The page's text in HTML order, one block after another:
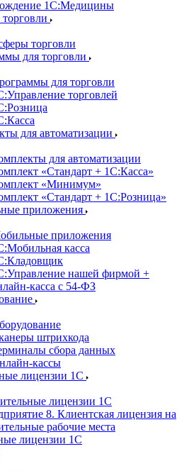
1С:Медицины
торговли
для торговли
для торговли
торговлей
для автоматизации
для автоматизации
«Стандарт + 1С:Касса»
«Минимум»
«Стандарт + 1С:Розница»
приложения
приложения
касса
нашей фирмой +
касса с 54-ФЗ
штрихкода
сбора данных
кассы
лицензии 1С
лицензии 1С
8. Клиентская лицензия на
рабочие места
лицензии 1С